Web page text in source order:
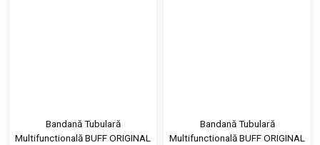
Bandană Tubulară
Multifunctională BUFF ORIGINAL
Bandană Tubulară
Multifunctională BUFF ORIGINAL